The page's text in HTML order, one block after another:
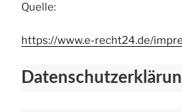
Quelle:
https://www.e-recht24.de/